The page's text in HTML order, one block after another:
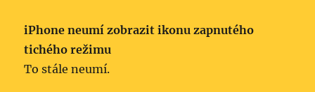
iPhone neumí zobrazit ikonu zapnutého
tichého režimu
To stále neumí.